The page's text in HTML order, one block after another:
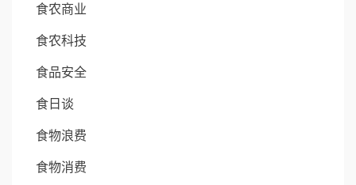
食农商业
食农科技
食品安全
食日谈
食物浪费
食物消费